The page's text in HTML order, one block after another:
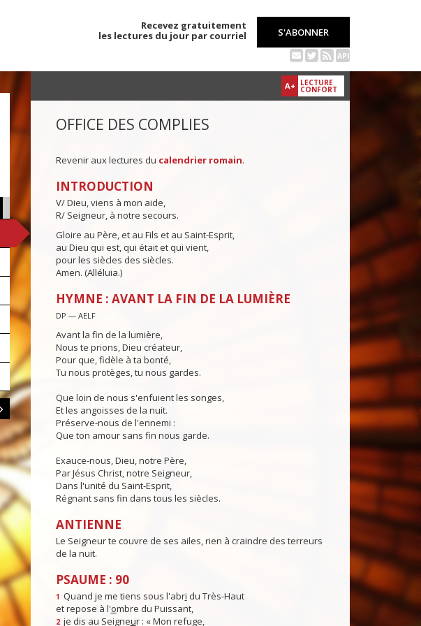
Recevez gratuitement
les lectures du jour par courriel
S'ABONNER
API
A+ LECTURE
CONFORT
OFFICE DES COMPLIES
Revenir aux lectures du calendrier romain.
INTRODUCTION
V/ Dieu, viens à mon aide,
R/ Seigneur, à notre secours.
Gloire au Père, et au Fils et au Saint-Esprit,
au Dieu qui est, qui était et qui vient,
pour les siècles des siècles.
Amen. (Alléluia.)
HYMNE : AVANT LA FIN DE LA LUMIÈRE
DP — AELF
Avant la fin de la lumière,
Nous te prions, Dieu créateur,
Pour que, fidèle à ta bonté,
Tu nous protèges, tu nous gardes.
Que loin de nous s'enfuient les songes,
Et les angoisses de la nuit.
Préserve-nous de l'ennemi :
Que ton amour sans fin nous garde.
Exauce-nous, Dieu, notre Père,
Par Jésus Christ, notre Seigneur,
Dans l'unité du Saint-Esprit,
Régnant sans fin dans tous les siècles.
ANTIENNE
Le Seigneur te couvre de ses ailes, rien à craindre des terreurs
de la nuit.
PSAUME : 90
1 Quand je me tiens sous l'abri du Très-Haut
et repose à l'ombre du Puissant,
2 je dis au Seigneur : « Mon refuge,